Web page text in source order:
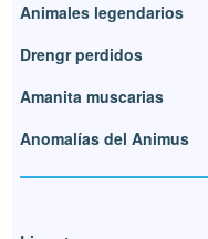
Animales legendarios
Drengr perdidos
Amanita muscarias
Anomalías del Animus